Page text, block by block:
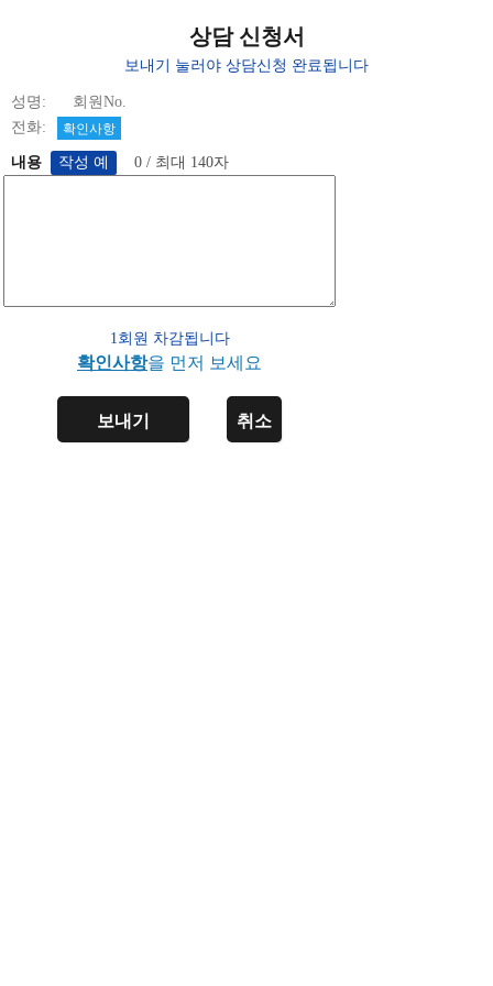
상담 신청서
보내기 눌러야 상담신청 완료됩니다
성명: 회원No.
전화:
확인사항
내용 0 / 최대 140자
1회원 차감됩니다
확인사항을 먼저 보세요